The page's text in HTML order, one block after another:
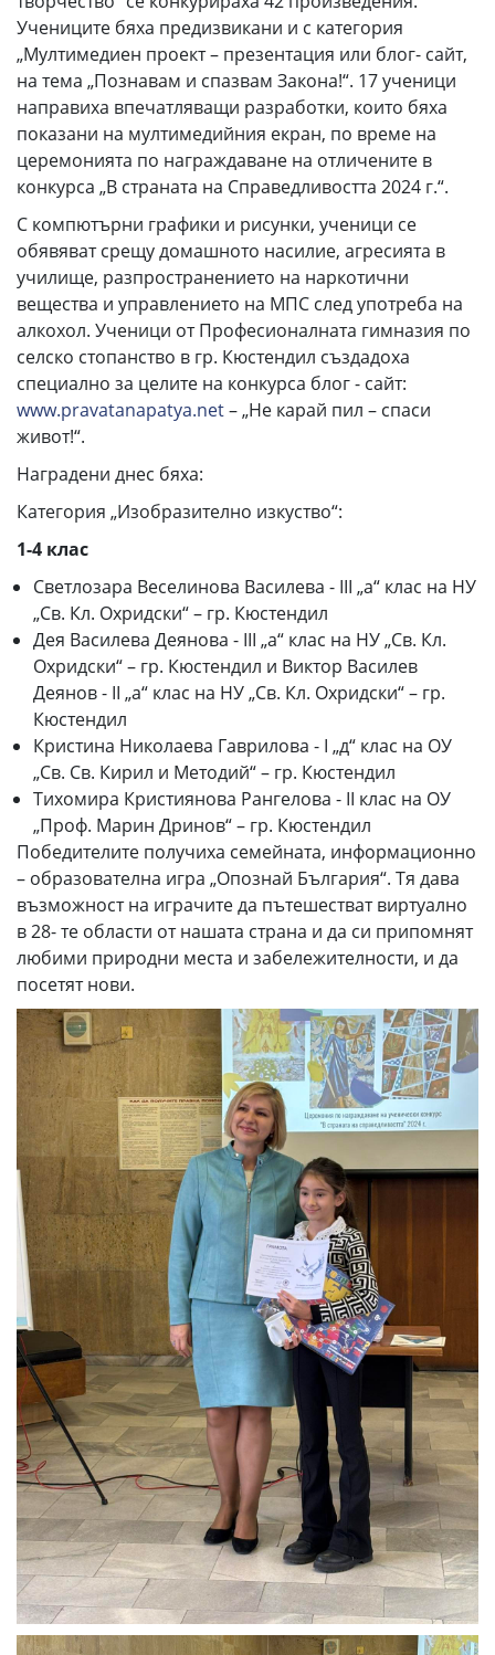
Учениците бяха предизвикани и с категория
„Мултимедиен проект – презентация или блог- сайт,
на тема „Познавам и спазвам Закона!“. 17 ученици
направиха впечатляващи разработки, които бяха
показани на мултимедийния екран, по време на
церемонията по награждаване на отличените в
конкурса „В страната на Справедливостта 2024 г.“.
С компютърни графики и рисунки, ученици се
обявяват срещу домашното насилие, агресията в
училище, разпространението на наркотични
вещества и управлението на МПС след употреба на
алкохол. Ученици от Професионалната гимназия по
селско стопанство в гр. Кюстендил създадоха
специално за целите на конкурса блог - сайт:
www.pravatanapatya.net– „Не карай пил – спаси
живот!“.
Наградени днес бяха:
Категория „Изобразително изкуство“:
1-4 клас
Светлозара Веселинова Василева - III „а“ клас на НУ
„Св. Кл. Охридски“ – гр. Кюстендил
Дея Василева Деянова - III „а“ клас на НУ „Св. Кл.
Охридски“ – гр. Кюстендил и Виктор Василев
Деянов - II „а“ клас на НУ „Св. Кл. Охридски“ – гр.
Кюстендил
Кристина Николаева Гаврилова - I „д“ клас на ОУ
„Св. Св. Кирил и Методий“ – гр. Кюстендил
Тихомира Кристиянова Рангелова - II клас на ОУ
„Проф. Марин Дринов“ – гр. Кюстендил
Победителите получиха семейната, информационно
– образователна игра „Опознай България“. Тя дава
възможност на играчите да пътешестват виртуално
в 28- те области от нашата страна и да си припомнят
любими природни места и забележителности, и да
посетят нови.